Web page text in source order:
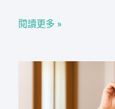
閱讀更多 »